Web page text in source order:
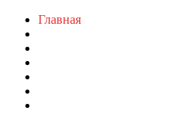
Главная